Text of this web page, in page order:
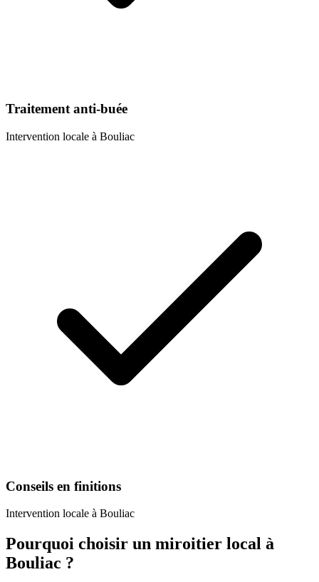
Traitement anti-buée
Intervention locale à Bouliac
Conseils en finitions
Intervention locale à Bouliac
Pourquoi choisir un miroitier local à
Bouliac ?